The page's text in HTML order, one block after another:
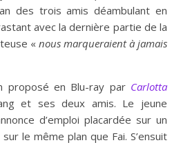
des trois amis déambulant en
avec la dernière partie de la
« nous marqueraient à jamais
proposé en Blu-ray par Carlotta
et ses deux amis. Le jeune
d’emploi placardée sur un
le même plan que Fai. S’ensuit